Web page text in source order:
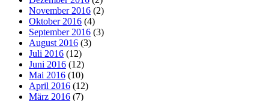
November 2016 (2)
Oktober 2016 (4)
September 2016 (3)
August 2016 (3)
Juli 2016 (12)
Juni 2016 (12)
Mai 2016 (10)
April 2016 (12)
März 2016 (7)